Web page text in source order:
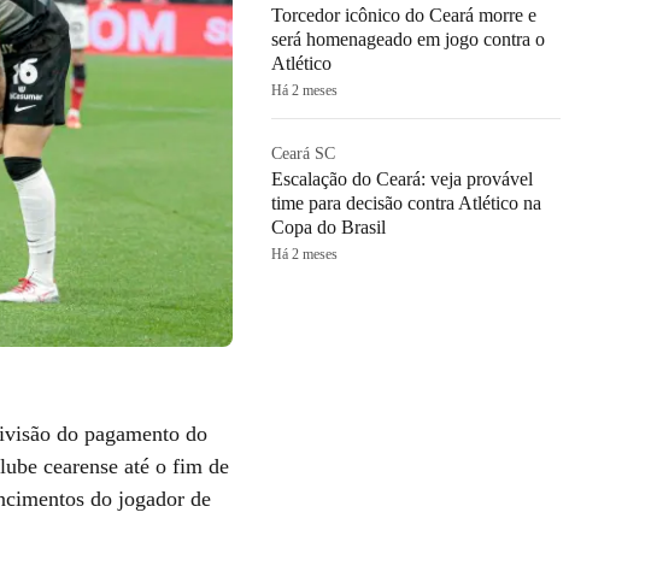
do pagamento do
cearense até o fim de
do jogador de
Torcedor icônico do Ceará morre e
será homenageado em jogo contra o
Atlético
Há 2 meses
Ceará SC
Escalação do Ceará: veja provável
time para decisão contra Atlético na
Copa do Brasil
Há 2 meses